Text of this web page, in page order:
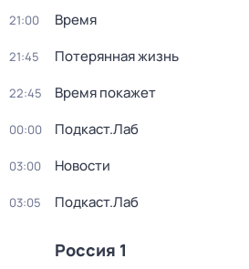
21:00 Время
21:45 Потерянная жизнь
22:45 Время покажет
00:00 Подкаст.Лаб
03:00 Новости
03:05 Подкаст.Лаб
Россия 1